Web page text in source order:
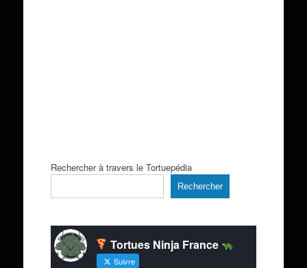
Rechercher à travers le Tortuepédia
Rechercher
Tortues Ninja France
Suivre